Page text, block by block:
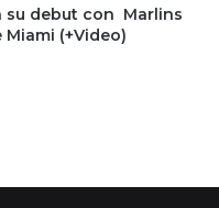
su debut con Marlins
Miami (+Video)